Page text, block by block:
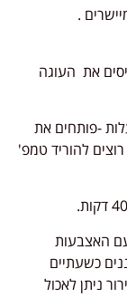
.
-מכניסים את העוגה
את טמפ' התנור ל – 150 מעלות -פותחים את
אנו רוצים להוריד טמפ'
האצבעות
כשעתיים
ניתן לאכול